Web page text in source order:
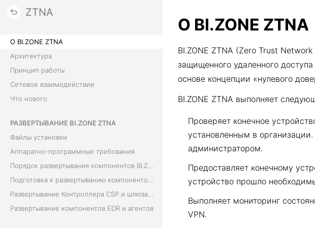
ZTNA
О BI.ZONE ZTNA
Архитектура
Принцип работы
Сетевое взаимодействие
Что нового
РАЗВЕРТЫВАНИЕ BI.ZONE ZTNA
Файлы установки
Аппаратно-программные требования
Развертывание компонентов EDR и агентов
О BI.ZONE ZTNA
BI.ZONE ZTNA (Zero Trust
защищенного удаленного
основе концепции «нулевого
BI.ZONE ZTNA выполняет
Проверяет конечное
установленным в
администратором.
Предоставляет конечному
устройство прошло
Выполняет мониторинг
VPN.